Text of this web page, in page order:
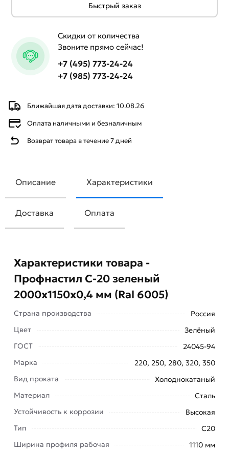
Ближайшая дата доставки: 10.08.26
Оплата наличными и безналичным
Возврат товара в течение 7 дней
Быстрый заказ
Скидки от количества
Звоните прямо сейчас!
+7 (495) 773-24-24
+7 (985) 773-24-24
Описание Характеристики
Доставка Оплата
Профнастил имеет профиль С20, который
возможность формирования кровельных
конструкций с небольшим уклоном.
жилых домов, складов, производственных
помещений и других объектов. Благодаря
Характеристики товара -
Профнастил С-20 зеленый
2000х1150х0,4 мм (Ral 6005)
Страна производства
Россия
Цвет
Зелёный
ГОСТ
24045-94
Марка
220, 250, 280, 320, 350
Вид проката
Холоднокатаный
Материал
Сталь
Устойчивость к коррозии
Высокая
Тип
С20
Ширина профиля рабочая
1110 мм